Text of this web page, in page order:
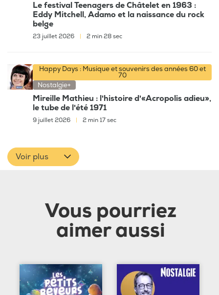
Le festival Teenagers de Châtelet en 1963 :
Eddy Mitchell, Adamo et la naissance du rock
belge
23 juillet 2026 2 min 28 sec
Happy Days : Musique et souvenirs des années 60 et
70
Nostalgie+
Mireille Mathieu : l'histoire d'«Acropolis adieu»,
le tube de l'été 1971
9 juillet 2026 2 min 17 sec
Voir plus
Vous pourriez
aimer aussi